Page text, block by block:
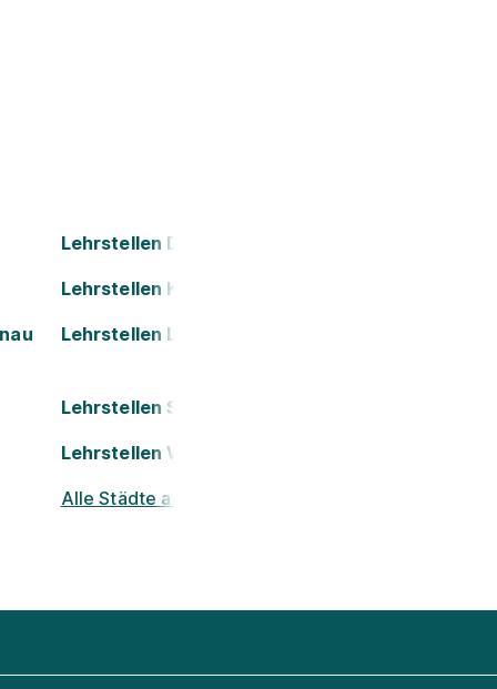
Lehrstellen Dornbirn
Lehrstellen Kapfenberg
Lehrstellen Leoben
Lehrstellen St. Pölten
Lehrstellen Wels
Alle Städte ansehen